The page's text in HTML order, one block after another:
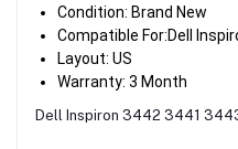
Condition: Brand New
Compatible For:Dell
Layout: US
Warranty: 3 Month
Dell Inspiron 3442 3441